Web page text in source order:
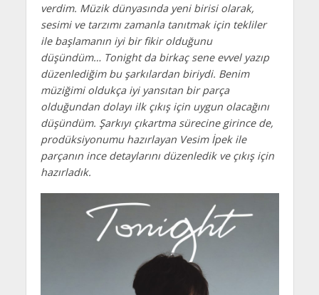
verdim. Müzik dünyasında yeni birisi olarak,
sesimi ve tarzımı zamanla tanıtmak için tekliler
ile başlamanın iyi bir fikir olduğunu
düşündüm… Tonight da birkaç sene evvel yazıp
düzenlediğim bu şarkılardan biriydi. Benim
müziğimi oldukça iyi yansıtan bir parça
olduğundan dolayı ilk çıkış için uygun olacağını
düşündüm. Şarkıyı çıkartma sürecine girince de,
prodüksiyonumu hazırlayan Vesim İpek ile
parçanın ince detaylarını düzenledik ve çıkış için
hazırladık.